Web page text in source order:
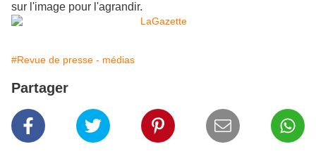
sur l'image pour l'agrandir.
#Revue de presse - médias
Partager